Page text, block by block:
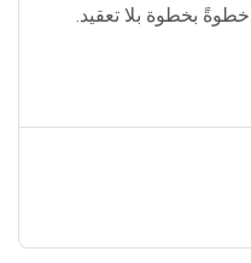
خطوةً بخطوة بلا تعقيد.